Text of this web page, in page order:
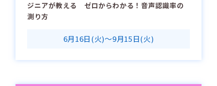
ジニアが教える ゼロからわかる！音声認識率の
測り方
6月16日(火)～9月15日(火)